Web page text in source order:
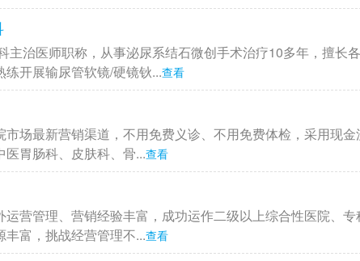
主治医师职称，从事泌尿系结石微创手术治疗10多年，擅长各
开展输尿管软镜/硬镜钬...查看
场最新营销渠道，不用免费义诊、不用免费体检，采用现金
胃肠科、皮肤科、骨...查看
营管理、营销经验丰富，成功运作二级以上综合性医院、专
丰富，挑战经营管理不...查看